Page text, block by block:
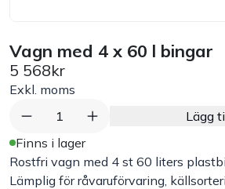
Arbetskläder
Vagn med 4 x 60 l bingar
5 568kr
Exkl. moms
1
Lägg
Finns i lager
Rostfri vagn med 4 st 60 liters
Lämplig för råvaruförvaring,